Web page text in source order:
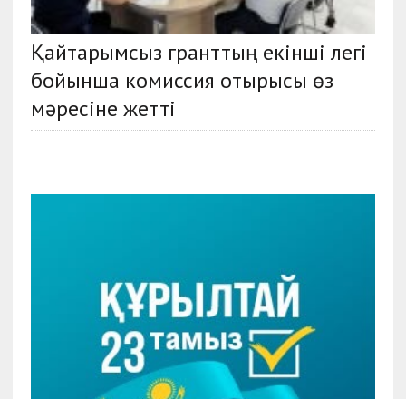
Қайтарымсыз гранттың екінші легі
бойынша комиссия отырысы өз
мәресіне жетті